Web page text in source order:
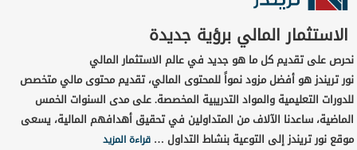
الاستثمار المالي برؤية جديدة
نحرص على تقديم كل ما هو جديد في عالم الاستثمار المالي
نور تريندز هو أفضل مزود نمواً للمحتوى المالي، تقديم محتوى مالي متخصص
للدورات التعليمية والمواد التدريبية المخصصة. على مدى السنوات الخمس
الماضية، ساعدنا الآلاف من المتداولين في تحقيق أهدافهم المالية، يسعى
موقع نور تريندز إلى التوعية بنشاط التداول …قراءة المزيد